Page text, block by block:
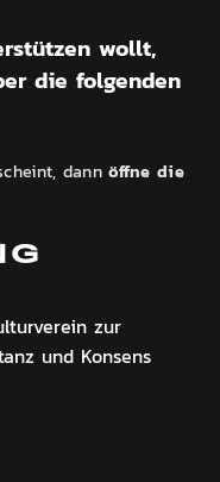
wollt,
die folgenden
dannöffne die
zur
und Konsens